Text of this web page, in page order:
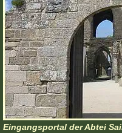
Eingangsportal der Abtei